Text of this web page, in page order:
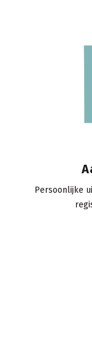
Persoonlijke